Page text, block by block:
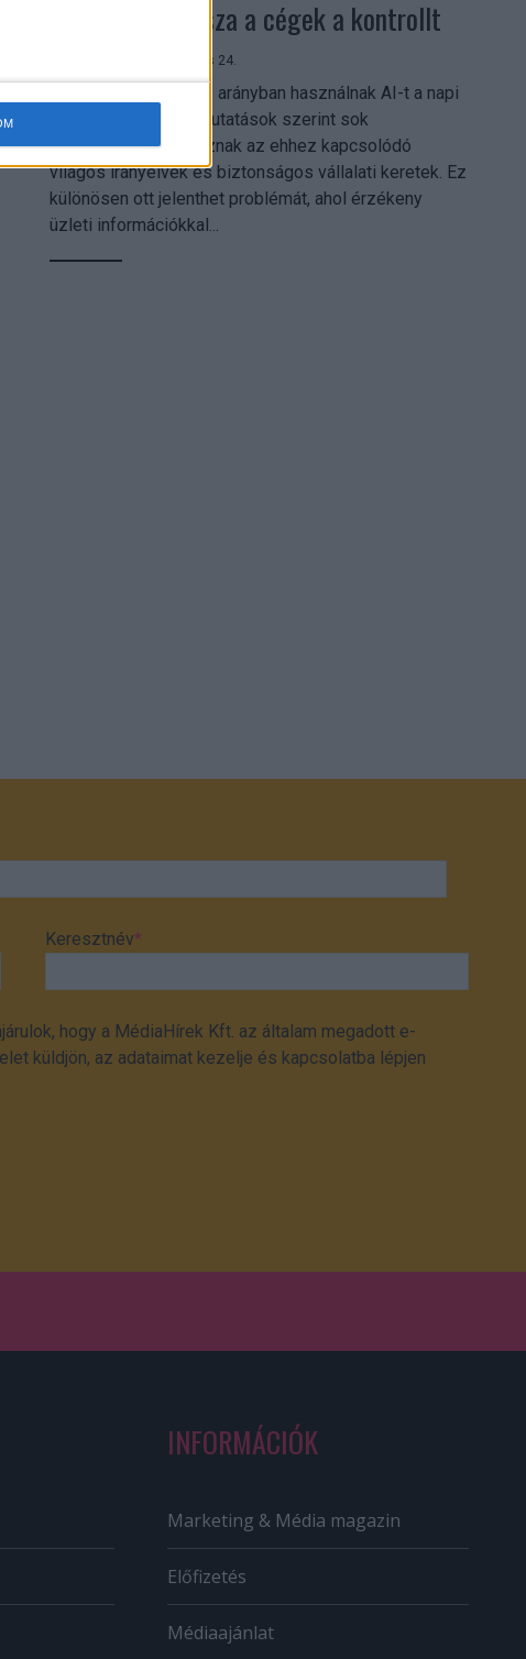
szerezhetik vissza a cégek a kontrollt
2026. július 24.
A munkavállalók nagy arányban használnak AI-t a napi
munkában, ám friss kutatások szerint sok
szervezetnél hiányoznak az ehhez kapcsolódó
világos irányelvek és biztonságos vállalati keretek. Ez
különösen ott jelenthet problémát, ahol érzékeny
üzleti információkkal...
Keresztnév*
hogy a MédiaHírek Kft. az általam megadott e-
küldjön, az adataimat kezelje és kapcsolatba lépjen
INFORMÁCIÓK
Marketing & Média magazin
Előfizetés
Médiaajánlat